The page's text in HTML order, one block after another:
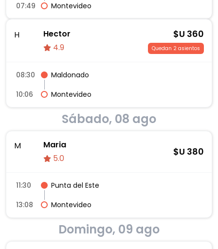
07:49
Montevideo
H
Hector
4.9
$U 360
Quedan 2 asientos
08:30
Maldonado
10:06
Montevideo
Sábado, 08 ago
M
Maria
5.0
$U 380
11:30
Punta del Este
13:08
Montevideo
Domingo, 09 ago